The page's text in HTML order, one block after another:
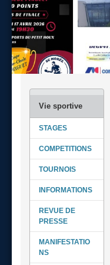
STAGES
COMPETITIONS
TOURNOIS
INFORMATIONS
REVUE DE
PRESSE
MANIFESTATIO
NS